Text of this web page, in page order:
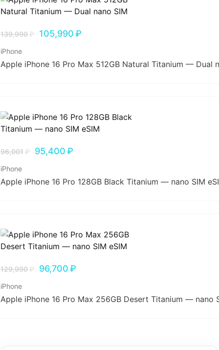
139,990₽ 105,990₽
iPhone
Apple iPhone 16 Pro Max 512GB Natural Titanium — Dual
96,001₽ 95,400₽
iPhone
Apple iPhone 16 Pro 128GB Black Titanium — nano SIM
129,990₽ 96,700₽
iPhone
Apple iPhone 16 Pro Max 256GB Desert Titanium — nano